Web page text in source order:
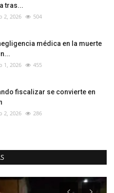
tras...
2, 2026 504
médica en la muerte
1, 2026 455
fiscalizar se convierte en
2, 2026 286